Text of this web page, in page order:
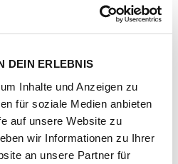
DEIN ERLEBNIS
Inhalte und Anzeigen zu
für soziale Medien anbieten
auf unsere Website zu
wir Informationen zu Ihrer
an unsere Partner für
black